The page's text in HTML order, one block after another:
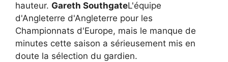
hauteur. Gareth SouthgateL'équipe
d'Angleterre d'Angleterre pour les
Championnats d'Europe, mais le manque de
minutes cette saison a sérieusement mis en
doute la sélection du gardien.